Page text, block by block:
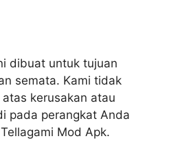
dibuat untuk tujuan
semata. Kami tidak
kerusakan atau
pada perangkat Anda
Mod Apk.